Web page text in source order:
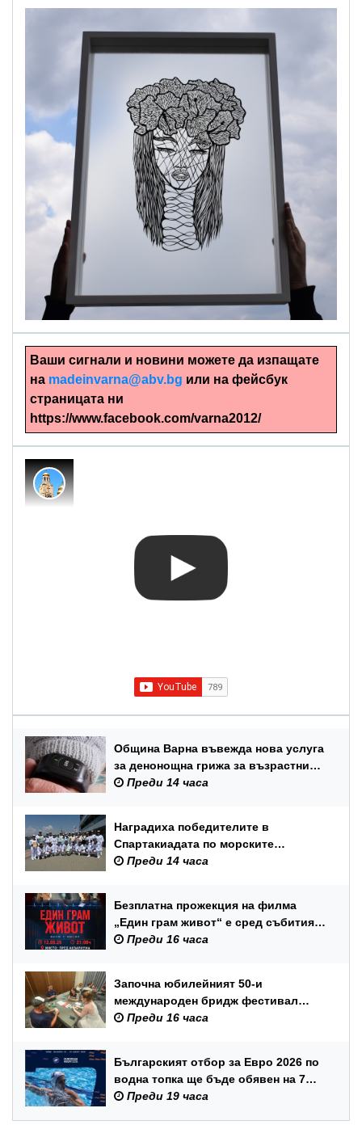
Ръчно изрязани картини
Ваши сигнали и новини можете да изпащате
на madeinvarna@abv.bg или на фейсбук
страницата ни
https://www.facebook.com/varna2012/
Община Варна въвежда нова услуга
за денонощна грижа за възрастни
хора и лица с трайни увреждания
Преди 14 часа
Наградиха победителите в
Спартакиадата по морските
спортове на Военноморските сили
Преди 14 часа
Безплатна прожекция на филма
„Един грам живот“ е сред събитията
за Международния ден на младежта
Преди 16 часа
Започна юбилейният 50-и
международен бридж фестивал
„Варна“
Преди 16 часа
Българският отбор за Евро 2026 по
водна топка ще бъде обявен на 7
август
Преди 19 часа